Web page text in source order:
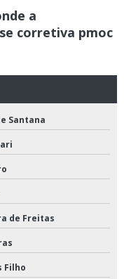
a
corretiva pmoc
Santana
de Freitas
Filho